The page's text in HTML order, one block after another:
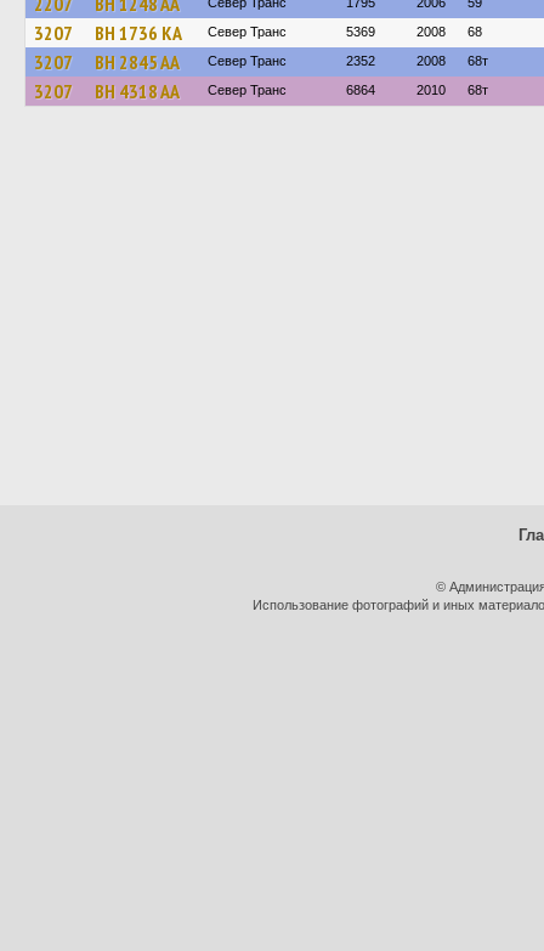
3207 BH 1736 KA Север Транс 5369 2008 68
3207 BH 2845 AA Север Транс 2352 2008 68т
3207 BH 4318 AA Север Транс 6864 2010 68т
©
Использование фотографий и иных